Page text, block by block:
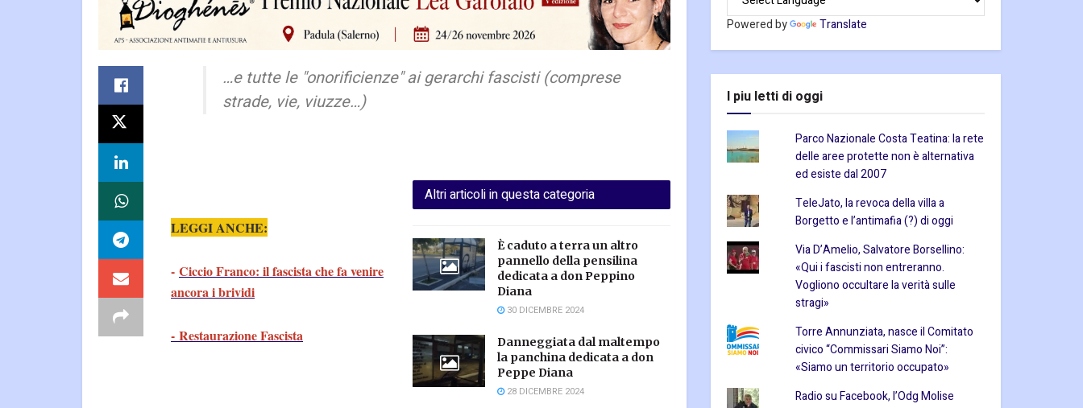
…e tutte le "onorificienze" ai gerarchi fascisti (comprese
strade, vie, viuzze…)
Altri articoli in questa categoria
È caduto a terra un altro
pannello della pensilina
dedicata a don Peppino
Diana
30 DICEMBRE 2024
Danneggiata dal maltempo
la panchina dedicata a don
Peppe Diana
28 DICEMBRE 2024
LEGGI ANCHE:
- Ciccio Franco: il fascista che fa venire
ancora i brividi
- Restaurazione Fascista
Powered by Translate
I piu letti di oggi
Parco Nazionale Costa Teatina: la rete
delle aree protette non è alternativa
ed esiste dal 2007
TeleJato, la revoca della villa a
Borgetto e l’antimafia (?) di oggi
Via D’Amelio, Salvatore Borsellino:
«Qui i fascisti non entreranno.
Vogliono occultare la verità sulle
stragi»
Torre Annunziata, nasce il Comitato
civico “Commissari Siamo Noi”:
«Siamo un territorio occupato»
Radio su Facebook, l’Odg Molise